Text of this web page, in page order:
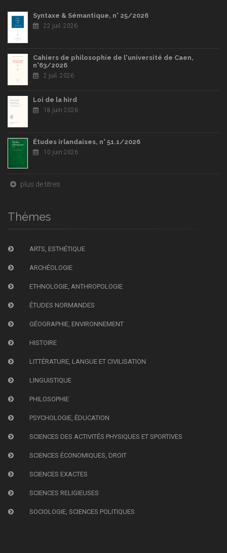
Syntaxe & Sémantique, n° 25/2026
22 juil. 2026
Cahiers de philosophie de l'université de Caen,
n°63/2026
2 juil. 2026
Loi de la hird
18 juin 2026
Études irlandaises, n° 51.1/2026
10 juin 2026
plus de titres
Thèmes
ARTS, ESTHÉTIQUE
ARCHÉOLOGIE
ETHNOLOGIE, ANTHROPOLOGIE
ÉTUDES NORMANDES
GÉOGRAPHIE, ENVIRONNEMENT
HISTOIRE
LITTÉRATURE, LANGUE ET CIVILISATION
LINGUISTIQUE
PHILOSOPHIE
PSYCHOLOGIE, ÉDUCATION
SCIENCES DES ACTIVITÉS PHYSIQUES ET SPORTIVES
SCIENCES ÉCONOMIQUES, DROIT
SCIENCES EXACTES
SCIENCES RELIGIEUSES
SOCIOLOGIE, SCIENCES POLITIQUES